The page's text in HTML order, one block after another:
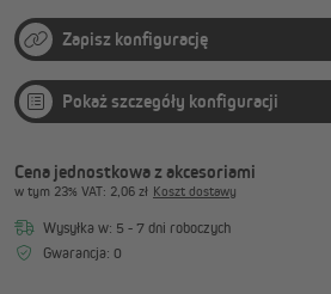
Zapisz konfigurację
Pokaż szczegóły konfiguracji
Cena jednostkowa z akcesoriami
w tym 23% VAT: 2,06 zł Koszt dostawy
Wysyłka w: 5 - 7 dni roboczych
Gwarancja: 0